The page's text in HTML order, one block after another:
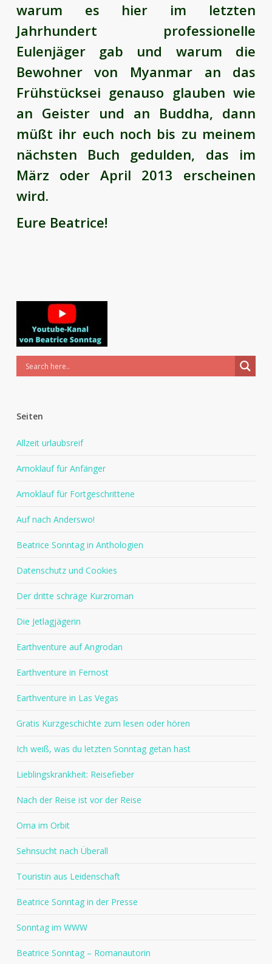
warum es hier im letzten
Jahrhundert professionelle
Eulenjäger gab und warum die
Bewohner von Myanmar an das
Frühstücksei genauso glauben wie
an Geister und an Buddha, dann
müßt ihr euch noch bis zu meinem
nächsten Buch gedulden, das im
März oder April 2013 erscheinen
wird.
Eure Beatrice!
Seiten
Allzeit urlaubsreif
Amoklauf für Anfänger
Amoklauf für Fortgeschrittene
Auf nach Anderswo!
Beatrice Sonntag in Anthologien
Datenschutz und Cookies
Der dritte schräge Kurzroman
Die Jetlagjägerin
Earthventure auf Angrodan
Earthventure in Fernost
Earthventure in Las Vegas
Gratis Kurzgeschichte zum lesen oder hören
Ich weiß, was du letzten Sonntag getan hast
Lieblingskrankheit: Reisefieber
Nach der Reise ist vor der Reise
Oma im Orbit
Sehnsucht nach Überall
Touristin aus Leidenschaft
Beatrice Sonntag in der Presse
Sonntag im WWW
Beatrice Sonntag – Romanautorin